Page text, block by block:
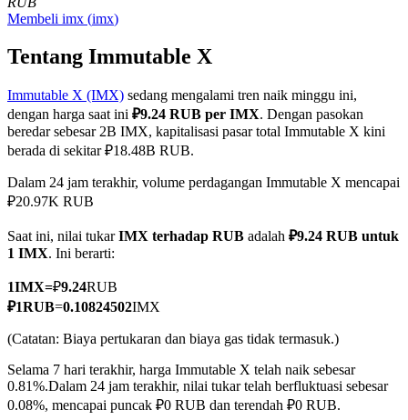
COIN-M Berjangka
Mata Uang Kripto Berjangka
TradFi
USDC Berjangka
Membeli imx (imx)
Tentang Immutable X
Immutable X (IMX) sedang mengalami tren naik minggu ini,
dengan harga saat ini ₽9.24 RUB per IMX. Dengan pasokan
beredar sebesar 2B IMX, kapitalisasi pasar total Immutable X kini
berada di sekitar ₽18.48B RUB.
Dalam 24 jam terakhir, volume perdagangan Immutable X mencapai
₽20.97K RUB
Saat ini, nilai tukarIMX terhadap RUB adalah ₽9.24 RUB untuk
1 IMX. Ini berarti:
1IMX=₽9.24RUB
₽1RUB=0.10824502IMX
(Catatan: Biaya pertukaran dan biaya gas tidak termasuk.)
Selama 7 hari terakhir, harga Immutable X telah naik sebesar
0.81%.Dalam 24 jam terakhir, nilai tukar telah berfluktuasi sebesar
0.08%, mencapai puncak ₽0 RUB dan terendah ₽0 RUB.